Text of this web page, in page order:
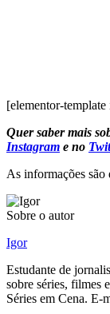
[elementor-
Quer saber mais
Instagram e no
As informações são
Sobre o autor
Igor
Estudante de
sobre séries, filmes
Séries em Cena. E-